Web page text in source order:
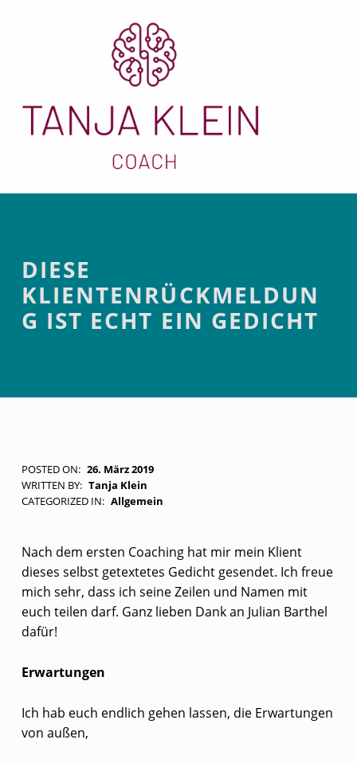
Introduction
DIESE
KLIENTENRÜCKMELDUN
G IST ECHT EIN GEDICHT
D
I
S
E
K
L
E
N
T
POSTED ON: 26. März 2019
WRITTEN BY: Tanja Klein
CATEGORIZED IN: Allgemein
Nach dem ersten Coaching hat mir mein Klient
dieses selbst getextetes Gedicht gesendet. Ich freue
mich sehr, dass ich seine Zeilen und Namen mit
euch teilen darf. Ganz lieben Dank an Julian Barthel
dafür!
Erwartungen
Ich hab euch endlich gehen lassen, die Erwartungen
von außen,